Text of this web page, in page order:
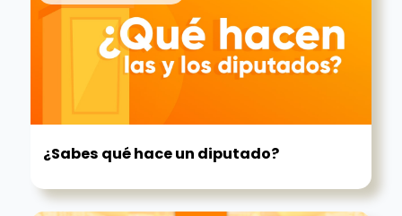
¿Sabes qué hace un diputado?